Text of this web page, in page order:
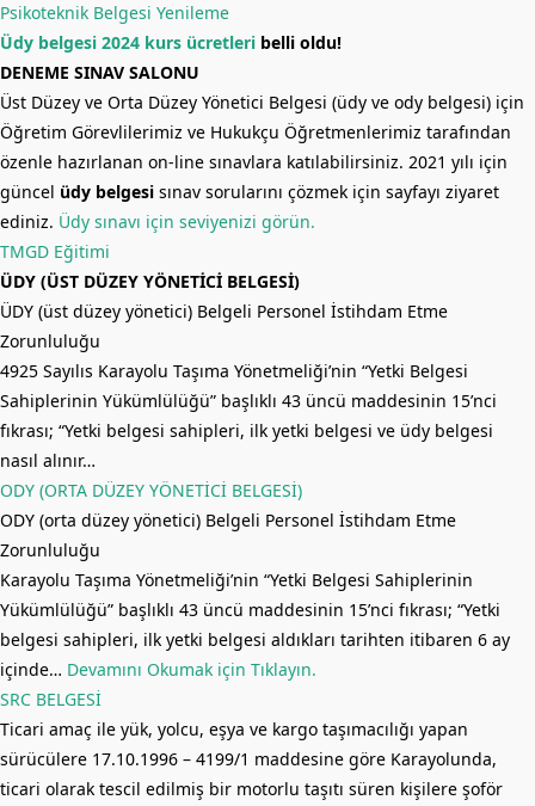
Psikoteknik Belgesi Yenileme
Üdy belgesi 2024 kurs ücretleri belli oldu!
DENEME SINAV SALONU
Üst Düzey ve Orta Düzey Yönetici Belgesi (üdy ve ody belgesi) için
Öğretim Görevlilerimiz ve Hukukçu Öğretmenlerimiz tarafından
özenle hazırlanan on-line sınavlara katılabilirsiniz. 2021 yılı için
güncel üdy belgesi sınav sorularını çözmek için sayfayı ziyaret
ediniz. Üdy sınavı için seviyenizi görün.
TMGD Eğitimi
ÜDY (ÜST DÜZEY YÖNETİCİ BELGESİ)
ÜDY (üst düzey yönetici) Belgeli Personel İstihdam Etme
Zorunluluğu
4925 Sayılıs Karayolu Taşıma Yönetmeliği’nin “Yetki Belgesi
Sahiplerinin Yükümlülüğü” başlıklı 43 üncü maddesinin 15’nci
fıkrası; “Yetki belgesi sahipleri, ilk yetki belgesi ve üdy belgesi
nasıl alınır…
ODY (ORTA DÜZEY YÖNETİCİ BELGESİ)
ODY (orta düzey yönetici) Belgeli Personel İstihdam Etme
Zorunluluğu
Karayolu Taşıma Yönetmeliği’nin “Yetki Belgesi Sahiplerinin
Yükümlülüğü” başlıklı 43 üncü maddesinin 15’nci fıkrası; “Yetki
belgesi sahipleri, ilk yetki belgesi aldıkları tarihten itibaren 6 ay
içinde… Devamını Okumak için Tıklayın.
SRC BELGESİ
Ticari amaç ile yük, yolcu, eşya ve kargo taşımacılığı yapan
sürücülere 17.10.1996 – 4199/1 maddesine göre Karayolunda,
ticari olarak tescil edilmiş bir motorlu taşıtı süren kişilere şoför